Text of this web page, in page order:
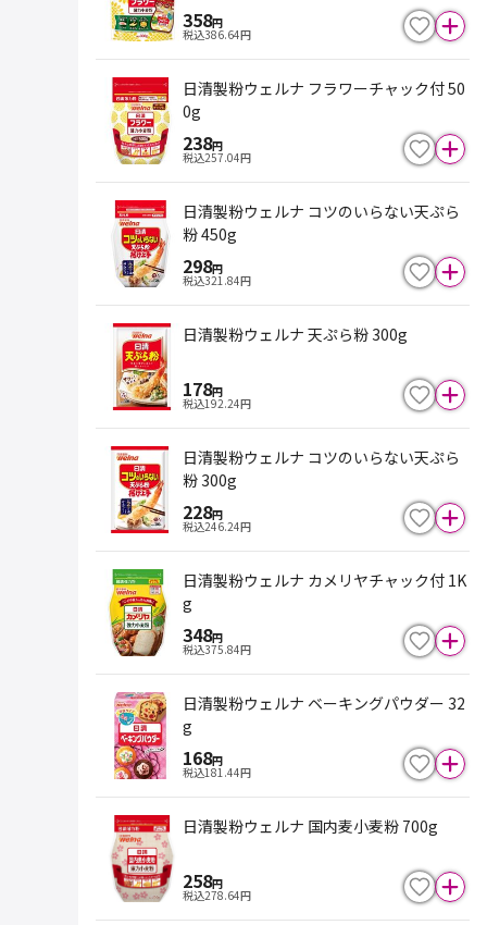
358円
税込386.64円
日清製粉ウェルナ フラワーチャック付 50
0g
238円
税込257.04円
日清製粉ウェルナ コツのいらない天ぷら
粉 450g
298円
税込321.84円
日清製粉ウェルナ 天ぷら粉 300g
178円
税込192.24円
日清製粉ウェルナ コツのいらない天ぷら
粉 300g
228円
税込246.24円
日清製粉ウェルナ カメリヤチャック付 1K
g
348円
税込375.84円
日清製粉ウェルナ ベーキングパウダー 32
g
168円
税込181.44円
日清製粉ウェルナ 国内麦小麦粉 700g
258円
税込278.64円